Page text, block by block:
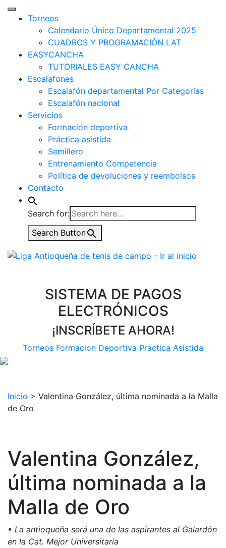
Torneos
Calendario Único Departamental 2025
CUADROS Y PROGRAMACIÓN LAT
EASYCANCHA
TUTORIALES EASY CANCHA
Escalafones
Escalafón departamental Por Categorías
Escalafón nacional
Servicios
Formación deportiva
Práctica asistida
Semillero
Entrenamiento Competencia
Política de devoluciones y reembolsos
Contacto
Search for:
Search Button
SISTEMA DE PAGOS
ELECTRÓNICOS
¡INSCRÍBETE AHORA!
Torneos Formacion Deportiva Practica Asistida
Inicio > Valentina González, última nominada a la Malla
de Oro
Valentina González,
última nominada a la
Malla de Oro
• La antioqueña será una de las aspirantes al Galardón
en la Cat. Mejor Universitaria